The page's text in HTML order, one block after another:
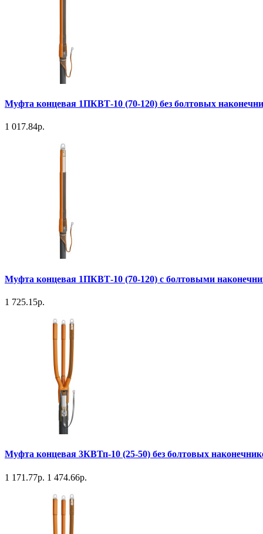
Муфта концевая 1ПКВТ-10 (70-120) без болтовых
1 017.84р.
Муфта концевая 1ПКВТ-10 (70-120) с болтовыми
1 725.15р.
Муфта концевая 3КВТп-10 (25-50) без болтовых
1 171.77р. 1 474.66р.